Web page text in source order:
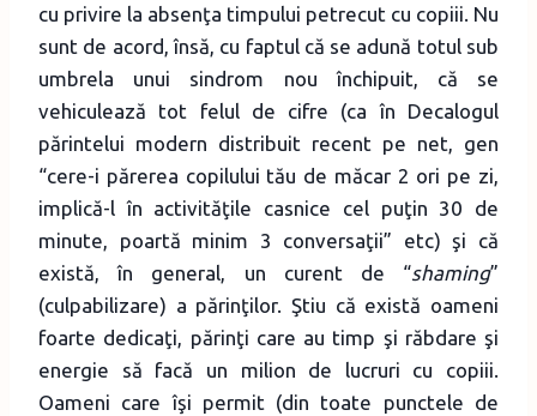
cu privire la absenţa timpului petrecut cu copiii. Nu
sunt de acord, însă, cu faptul că se adună totul sub
umbrela unui sindrom nou închipuit, că se
vehiculează tot felul de cifre (ca în Decalogul
părintelui modern distribuit recent pe net, gen
“cere-i părerea copilului tău de măcar 2 ori pe zi,
implică-l în activităţile casnice cel puţin 30 de
minute, poartă minim 3 conversaţii” etc) şi că
există, în general, un curent de “shaming”
(culpabilizare) a părinţilor. Ştiu că există oameni
foarte dedicaţi, părinţi care au timp şi răbdare şi
energie să facă un milion de lucruri cu copiii.
Oameni care îşi permit (din toate punctele de